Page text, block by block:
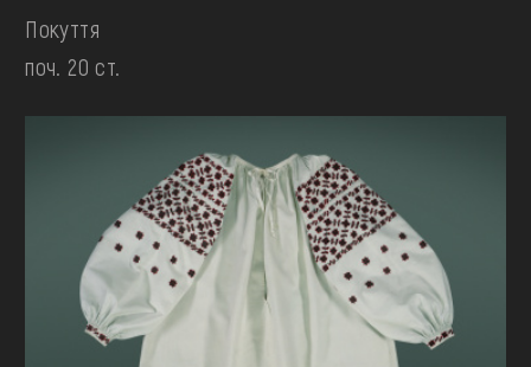
Покуття
поч. 20 ст.